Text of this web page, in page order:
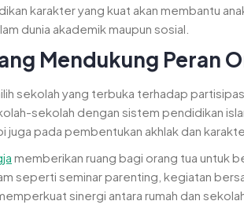
karakter yang kuat akan membantu
dunia akademik maupun sosial.
Mendukung Peran
sekolah yang terbuka terhadap
sekolah dengan sistem pendidikan
pada pembentukan akhlak dan
memberikan ruang bagi orang tua untuk
seperti seminar parenting, kegiatan
sinergi antara rumah dan